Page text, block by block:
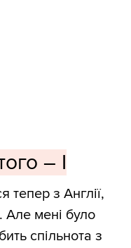
– I
тепер з Англії,
Але мені було
спільнота з